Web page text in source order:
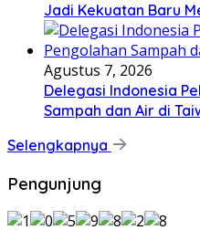
Jadi Kekuatan Baru
Agustus 7, 2026
Delegasi Indonesia
Sampah dan Air di
Selengkapnya
Pengunjung